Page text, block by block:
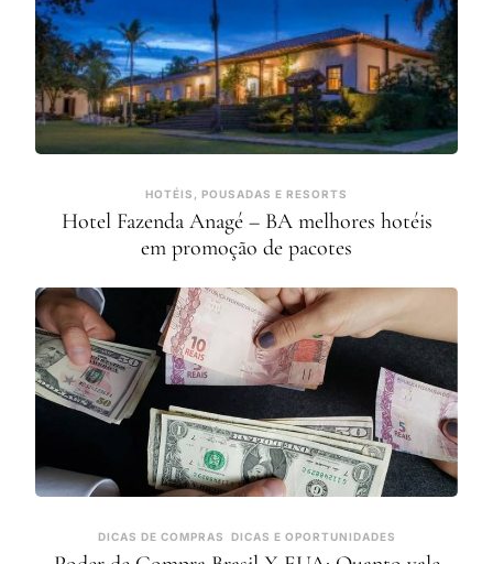
HOTÉIS, POUSADAS E RESORTS
Hotel Fazenda Anagé – BA melhores hotéis
em promoção de pacotes
DICAS DE COMPRAS DICAS E OPORTUNIDADES